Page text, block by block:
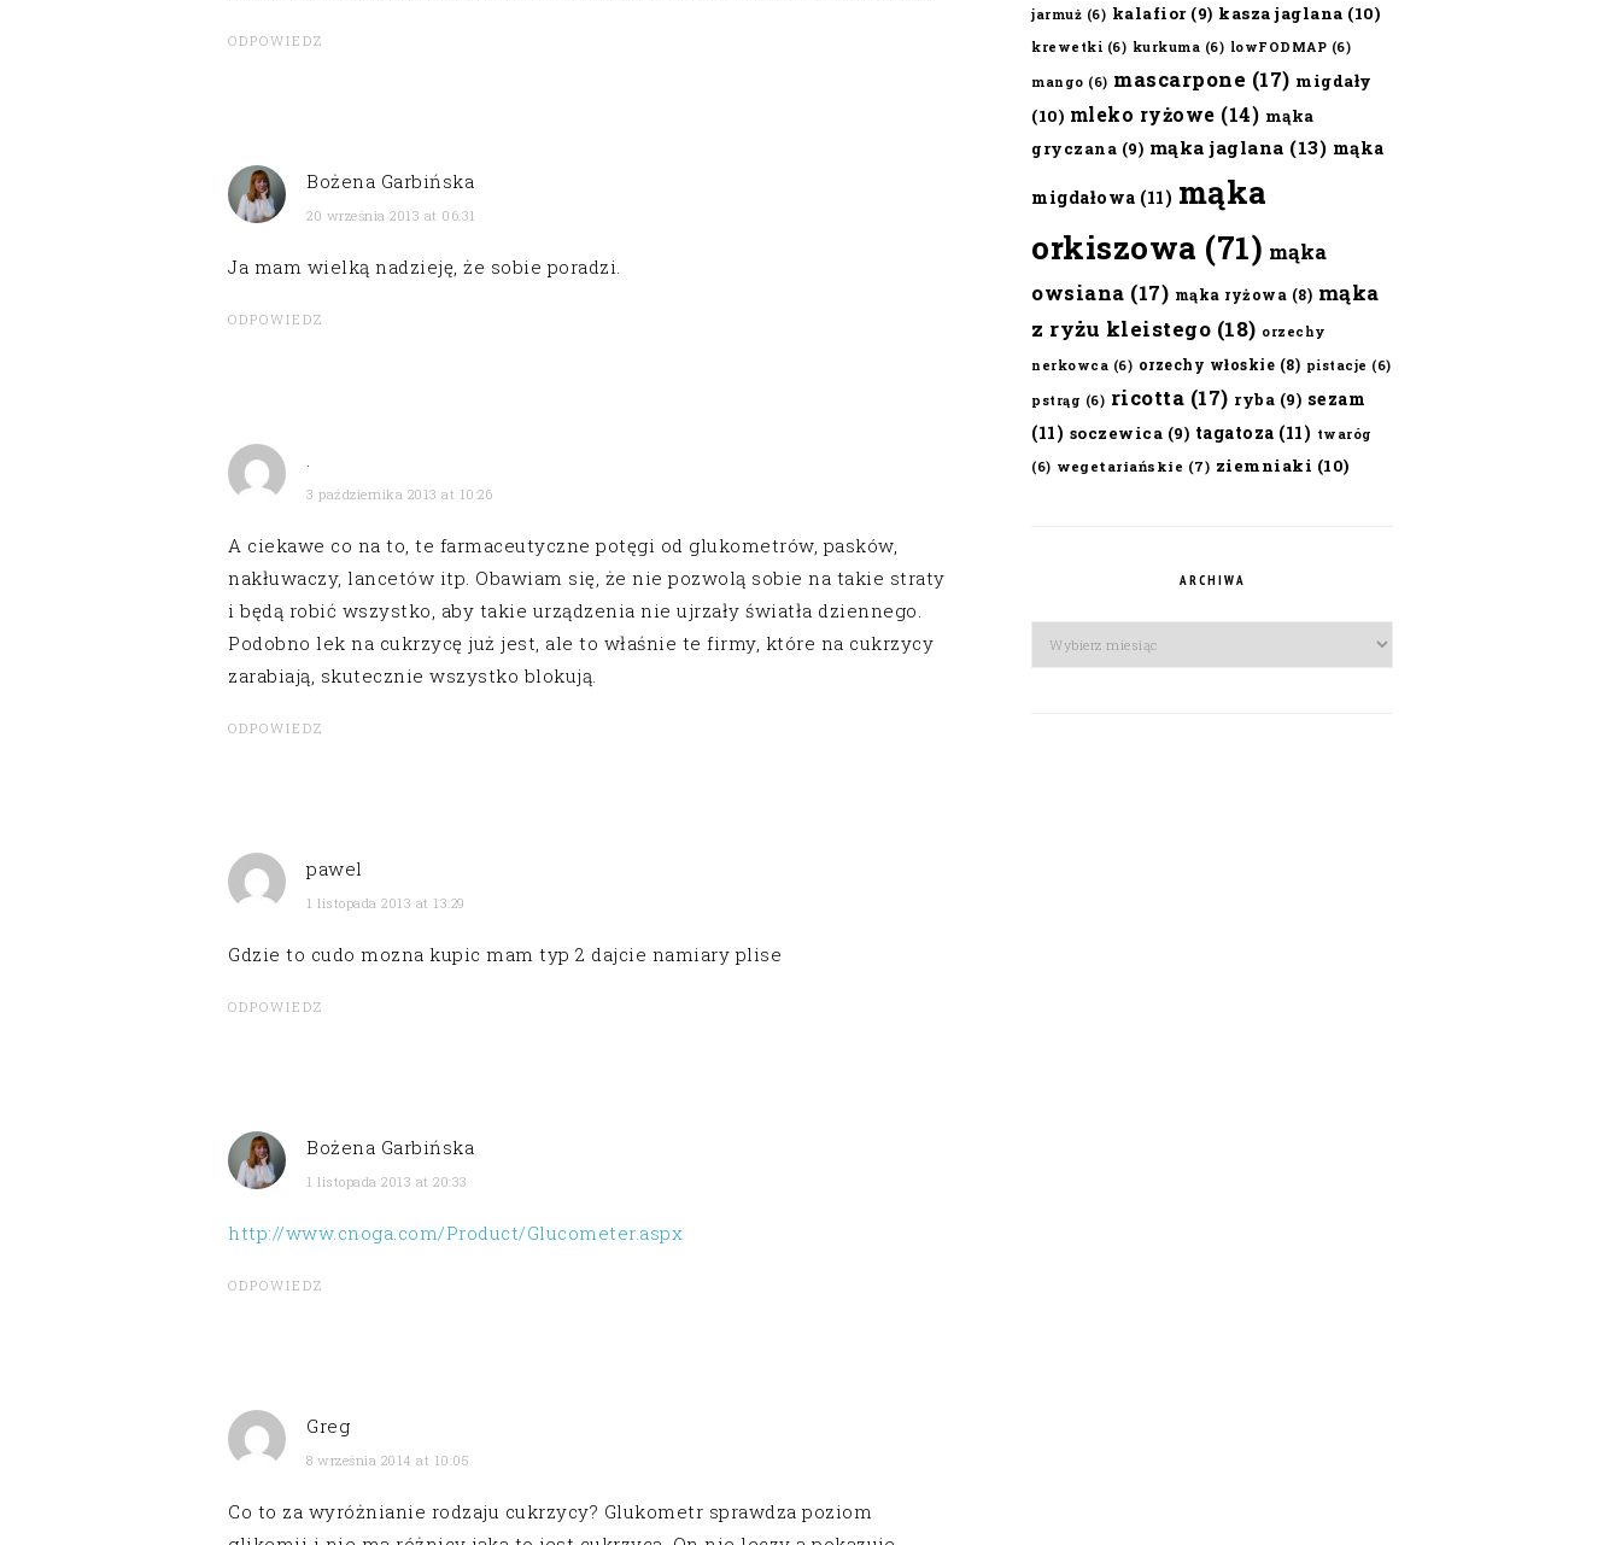
ODPOWIEDZ
Bożena Garbińska
20 września 2013 at 06:31
Ja mam wielką nadzieję, że sobie poradzi.
ODPOWIEDZ
.
3 października 2013 at 10:26
A ciekawe co na to, te farmaceutyczne potęgi od glukometrów, pasków,
nakłuwaczy, lancetów itp. Obawiam się, że nie pozwolą sobie na takie straty
i będą robić wszystko, aby takie urządzenia nie ujrzały światła dziennego.
Podobno lek na cukrzycę już jest, ale to właśnie te firmy, które na cukrzycy
zarabiają, skutecznie wszystko blokują.
ODPOWIEDZ
pawel
1 listopada 2013 at 13:29
Gdzie to cudo mozna kupic mam typ 2 dajcie namiary plise
ODPOWIEDZ
Bożena Garbińska
1 listopada 2013 at 20:33
http://www.cnoga.com/Product/Glucometer.aspx
ODPOWIEDZ
Greg
8 września 2014 at 10:05
Co to za wyróżnianie rodzaju cukrzycy? Glukometr sprawdza poziom
jarmuż (6) kalafior(9) kasza jaglana (10)
krewetki (6) kurkuma (6) lowFODMAP (6)
mango (6) mascarpone (17) migdały
(10) mleko ryżowe (14) mąka
gryczana (9) mąka jaglana (13) mąka
migdałowa (11) mąka
orkiszowa (71) mąka
owsiana (17) mąka ryżowa (8) mąka
z ryżu kleistego (18) orzechy
nerkowca (6) orzechy włoskie (8) pistacje (6)
pstrąg (6) ricotta (17) ryba (9) sezam
(11) soczewica (9) tagatoza (11) twaróg
(6) wegetariańskie (7) ziemniaki (10)
ARCHIWA
Archiwa